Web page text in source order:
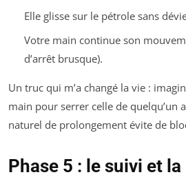
Elle glisse sur le pétrole sans
Votre main continue son
d’arrêt brusque).
Un truc qui m’a changé la vie :
main pour serrer celle de quelqu’un
naturel de prolongement évite de
Phase 5 : le suivi et